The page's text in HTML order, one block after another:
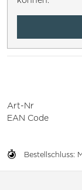
Bestellschluss:
Art-Nr
EAN Code